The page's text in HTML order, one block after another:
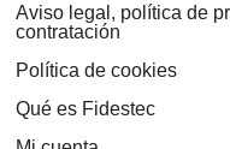
Aviso legal, política de
contratación
Política de cookies
Qué es Fidestec